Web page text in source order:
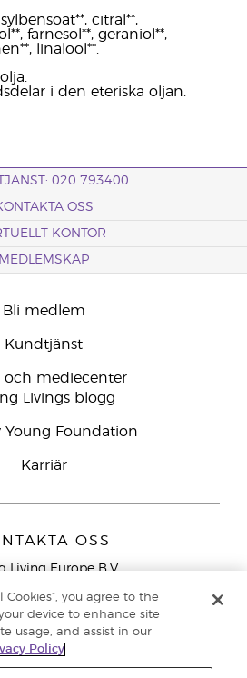
citral**,
farnesol**, geraniol**,
linalool**.
i den eteriska oljan.
020 793400
OSS
KONTOR
MEDLEMSKAP
Bli medlem
Kundtjänst
och mediecenter
Livings blogg
Young Foundation
Karriär
OSS
Living Europe B.V.
AJ Groningen
lokalsamtal (ej från
020 793400
Cookies”, you agree to the
device to enhance site
usage, and assist in our
Policy